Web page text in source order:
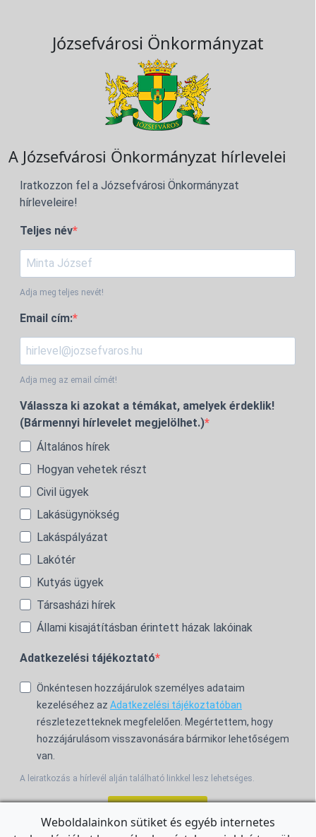
Józsefvárosi Önkormányzat
A Józsefvárosi Önkormányzat hírlevelei
Iratkozzon fel a Józsefvárosi Önkormányzat
hírleveleire!
Teljes név
Adja meg teljes nevét!
Email cím:
Adja meg az email címét!
Válassza ki azokat a témákat, amelyek érdeklik!
(Bármennyi hírlevelet megjelölhet.)
Általános hírek
Hogyan vehetek részt
Civil ügyek
Lakásügynökség
Lakáspályázat
Lakótér
Kutyás ügyek
Társasházi hírek
Állami kisajátításban érintett házak lakóinak
Adatkezelési tájékoztató
Önkéntesen hozzájárulok személyes adataim
kezeléséhez az Adatkezelési tájékoztatóban
részletezetteknek megfelelően. Megértettem, hogy
hozzájárulásom visszavonására bármikor lehetőségem
van.
A leiratkozás a hírlevél alján található linkkel lesz lehetséges.
Weboldalainkon sütiket és egyéb internetes